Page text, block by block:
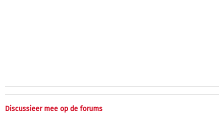
Discussieer mee op de forums